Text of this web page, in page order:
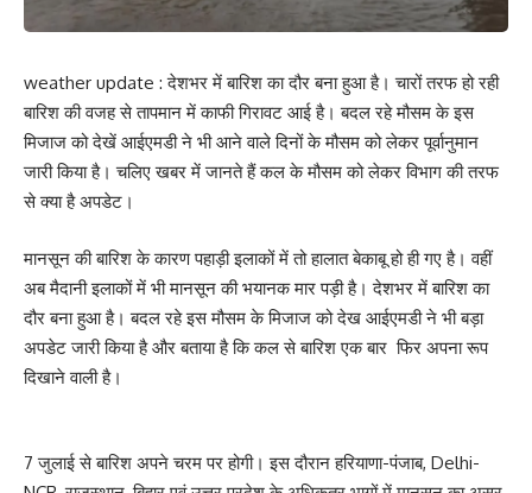
weather update : देशभर में बारिश का दौर बना हुआ है। चारों तरफ हो रही
बारिश की वजह से तापमान में काफी गिरावट आई है। बदल रहे मौसम के इस
मिजाज को देखें आईएमडी ने भी आने वाले दिनों के मौसम को लेकर पूर्वानुमान
जारी किया है। चलिए खबर में जानते हैं कल के मौसम को लेकर विभाग की तरफ
से क्या है अपडेट।
मानसून की बारिश के कारण पहाड़ी इलाकों में तो हालात बेकाबू हो ही गए है। वहीं
अब मैदानी इलाकों में भी मानसून की भयानक मार पड़ी है। देशभर में बारिश का
दौर बना हुआ है। बदल रहे इस मौसम के मिजाज को देख आईएमडी ने भी बड़ा
अपडेट जारी किया है और बताया है कि कल से बारिश एक बार फिर अपना रूप
दिखाने वाली है।
7 जुलाई से बारिश अपने चरम पर होगी। इस दौरान हरियाणा-पंजाब, Delhi-